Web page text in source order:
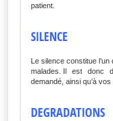
patient.
SILENCE
Le silence constitue
malades. Il est donc
demandé, ainsi qu’à
DEGRADATIONS